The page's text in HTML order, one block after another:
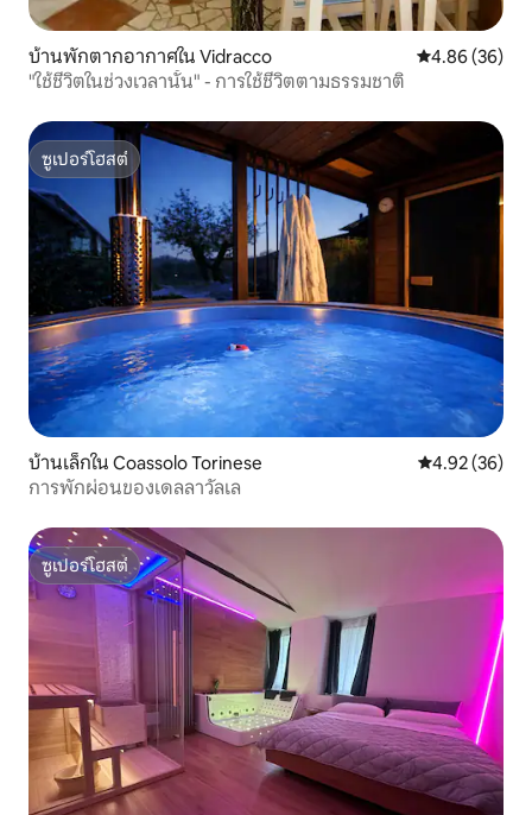
บ้านพักตากอากาศใน Vidracco คะแนนเฉลี่ย
4.86 (36)
"ใช้ชีวิตในช่วงเวลานั้น" - การใช้ชีวิตตามธรรมชาติ
ซูเปอร์โฮสต์
ซูเปอร์โฮสต์
บ้านเล็กใน Coassolo Torinese คะแนนเฉลี่ย
4.92 (36)
การพักผ่อนของเดลลาวัลเล
ซูเปอร์โฮสต์
ซูเปอร์โฮสต์